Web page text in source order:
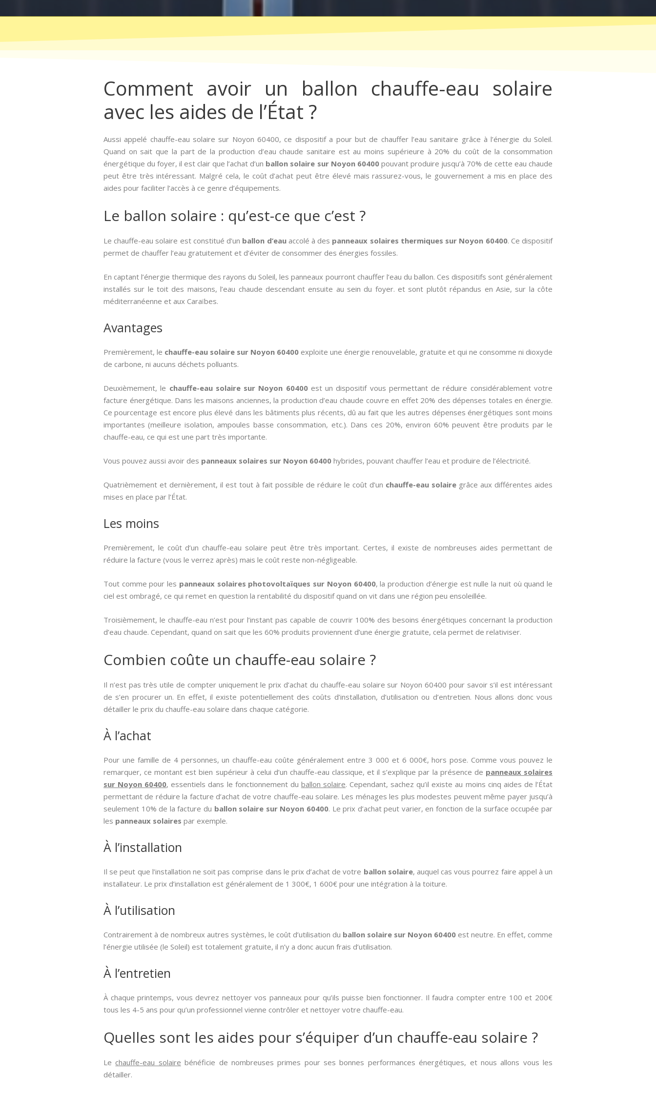
Comment avoir un ballon chauffe-eau solaire
avec les aides de l’État ?
Aussi appelé chauffe-eau solaire sur Noyon 60400, ce dispositif a pour but de chauffer l’eau sanitaire grâce à l’énergie du Soleil.
Quand on sait que la part de la production d’eau chaude sanitaire est au moins supérieure à 20% du coût de la consommation
énergétique du foyer, il est clair que l’achat d’un ballon solaire sur Noyon 60400pouvant produire jusqu’à 70% de cette eau chaude
peut être très intéressant. Malgré cela, le coût d’achat peut être élevé mais rassurez-vous, le gouvernement a mis en place des
aides pour faciliter l’accès à ce genre d’équipements.
Le ballon solaire : qu’est-ce que c’est ?
Le chauffe-eau solaire est constitué d’un ballon d’eauaccolé à des panneaux solaires thermiques sur Noyon 60400. Ce dispositif
permet de chauffer l’eau gratuitement et d’éviter de consommer des énergies fossiles.
En captant l’énergie thermique des rayons du Soleil, les panneaux pourront chauffer l’eau du ballon. Ces dispositifs sont généralement
installés sur le toit des maisons, l’eau chaude descendant ensuite au sein du foyer. et sont plutôt répandus en Asie, sur la côte
méditerranéenne et aux Caraïbes.
Avantages
Premièrement, le chauffe-eau solaire sur Noyon 60400 exploite une énergie renouvelable, gratuite et qui ne consomme ni dioxyde
de carbone, ni aucuns déchets polluants.
Deuxièmement, le chauffe-eau solaire sur Noyon 60400est un dispositif vous permettant de réduire considérablement votre
facture énergétique. Dans les maisons anciennes, la production d’eau chaude couvre en effet 20% des dépenses totales en énergie.
Ce pourcentage est encore plus élevé dans les bâtiments plus récents, dû au fait que les autres dépenses énergétiques sont moins
importantes (meilleure isolation, ampoules basse consommation, etc.). Dans ces 20%, environ 60% peuvent être produits par le
chauffe-eau, ce qui est une part très importante.
Vous pouvez aussi avoir des panneaux solaires sur Noyon 60400 hybrides, pouvant chauffer l’eau et produire de l’électricité.
Quatrièmement et dernièrement, il est tout à fait possible de réduire le coût d’un chauffe-eau solaire grâce aux différentes aides
mises en place par l’État.
Les moins
Premièrement, le coût d’un chauffe-eau solaire peut être très important. Certes, il existe de nombreuses aides permettant de
réduire la facture (vous le verrez après) mais le coût reste non-négligeable.
Tout comme pour les panneaux solaires photovoltaïques sur Noyon 60400, la production d’énergie est nulle la nuit où quand le
ciel est ombragé, ce qui remet en question la rentabilité du dispositif quand on vit dans une région peu ensoleillée.
Troisièmement, le chauffe-eau n’est pour l’instant pas capable de couvrir 100% des besoins énergétiques concernant la production
d’eau chaude. Cependant, quand on sait que les 60% produits proviennent d’une énergie gratuite, cela permet de relativiser.
Combien coûte un chauffe-eau solaire ?
Il n’est pas très utile de compter uniquement le prix d’achat du chauffe-eau solaire sur Noyon 60400 pour savoir s’il est intéressant
de s’en procurer un. En effet, il existe potentiellement des coûts d’installation, d’utilisation ou d’entretien. Nous allons donc vous
détailler le prix du chauffe-eau solaire dans chaque catégorie.
À l’achat
Pour une famille de 4 personnes, un chauffe-eau coûte généralement entre 3 000 et 6 000€, hors pose. Comme vous pouvez le
remarquer, ce montant est bien supérieur à celui d’un chauffe-eau classique, et il s’explique par la présence de panneaux solaires
sur Noyon 60400, essentiels dans le fonctionnement du ballon solaire. Cependant, sachez qu’il existe au moins cinq aides de l’État
permettant de réduire la facture d’achat de votre chauffe-eau solaire. Les ménages les plus modestes peuvent même payer jusqu’à
seulement 10% de la facture du ballon solaire sur Noyon 60400. Le prix d’achat peut varier, en fonction de la surface occupée par
les panneaux solaires par exemple.
À l’installation
Il se peut que l’installation ne soit pas comprise dans le prix d’achat de votre ballon solaire, auquel cas vous pourrez faire appel à un
installateur. Le prix d’installation est généralement de 1 300€, 1 600€ pour une intégration à la toiture.
À l’utilisation
Contrairement à de nombreux autres systèmes, le coût d’utilisation du ballon solaire sur Noyon 60400 est neutre. En effet, comme
l’énergie utilisée (le Soleil) est totalement gratuite, il n’y a donc aucun frais d’utilisation.
À l’entretien
À chaque printemps, vous devrez nettoyer vos panneaux pour qu’ils puisse bien fonctionner. Il faudra compter entre 100 et 200€
tous les 4-5 ans pour qu’un professionnel vienne contrôler et nettoyer votre chauffe-eau.
Quelles sont les aides pour s’équiper d’un chauffe-eau solaire ?
Lechauffe-eau solaire bénéficie de nombreuses primes pour ses bonnes performances énergétiques, et nous allons vous les
détailler.